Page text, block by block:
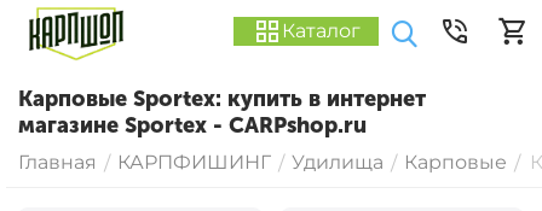
Каталог
Карповые Sportex: купить в интернет
магазине Sportex - CARPshop.ru
Главная / КАРПФИШИНГ / Удилища / Карповые /